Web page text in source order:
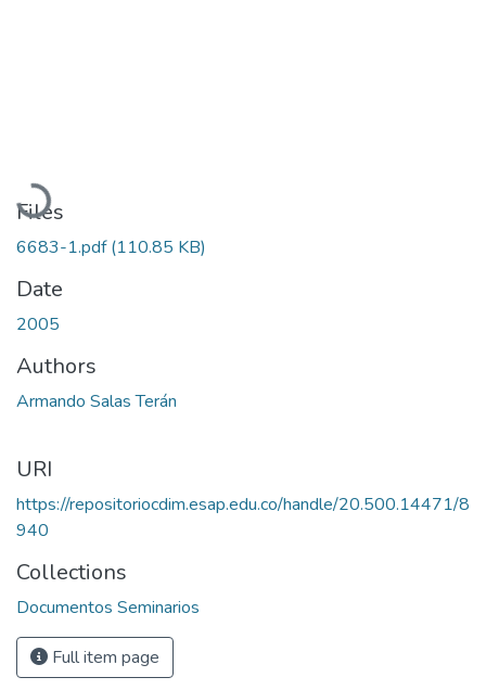
Loading...
Files
6683-1.pdf(110.85 KB)
Date
2005
Authors
Armando Salas Terán
URI
https://repositoriocdim.esap.edu.co/handle/20.500.14471/8
940
Collections
Documentos Seminarios
Full item page